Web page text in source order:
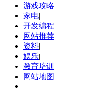
游戏攻略|
家电|
开发编程|
网站推荐|
资料|
娱乐|
教育培训 |
网站地图|